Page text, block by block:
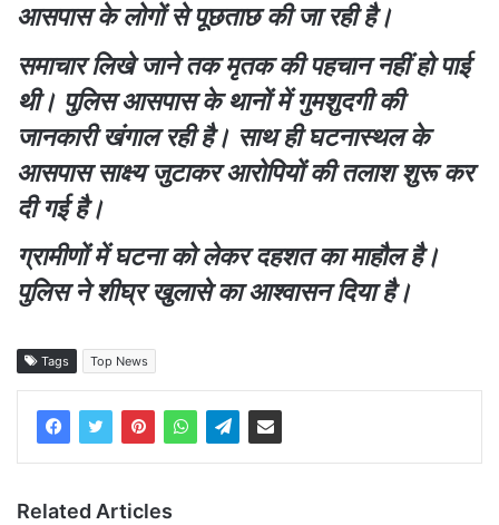
आसपास के लोगों से पूछताछ की जा रही है।
समाचार लिखे जाने तक मृतक की पहचान नहीं हो पाई
थी। पुलिस आसपास के थानों में गुमशुदगी की
जानकारी खंगाल रही है। साथ ही घटनास्थल के
आसपास साक्ष्य जुटाकर आरोपियों की तलाश शुरू कर
दी गई है।
ग्रामीणों में घटना को लेकर दहशत का माहौल है।
पुलिस ने शीघ्र खुलासे का आश्वासन दिया है।
Tags Top News
Related Articles